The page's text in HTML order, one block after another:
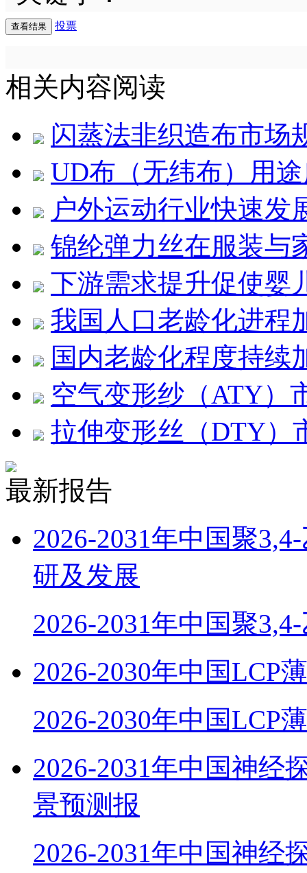
投票
相关内容阅读
闪蒸法非织造布市场
UD布（无纬布）用
户外运动行业快速发
锦纶弹力丝在服装与
下游需求提升促使婴
我国人口老龄化进程
国内老龄化程度持续
空气变形纱（ATY）
拉伸变形丝（DTY）
最新报告
2026-2031年中国聚
研及发展
2026-2031年中国聚
2026-2030年中国LCP
2026-2030年中国LCP
2026-2031年中国神经
景预测报
2026-2031年中国神经